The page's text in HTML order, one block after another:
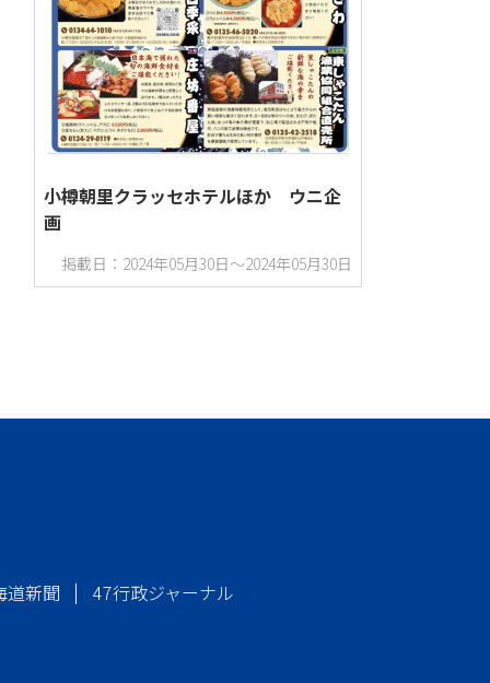
小樽朝里クラッセホテルほか ウニ企
画
掲載日：2024年05月30日～2024年05月30日
道新聞 47行政ジャーナル